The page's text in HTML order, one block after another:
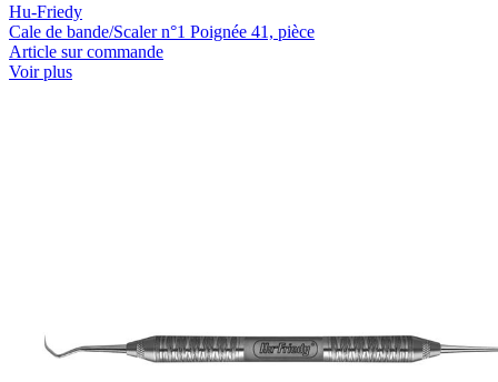
Hu-Friedy
Cale de bande/Scaler n°1 Poignée 41, pièce
Article sur commande
Voir plus